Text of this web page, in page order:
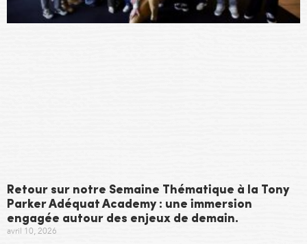
Retour sur notre Semaine Thématique à la Tony
Parker Adéquat Academy : une immersion
engagée autour des enjeux de demain.
avril 10, 2026